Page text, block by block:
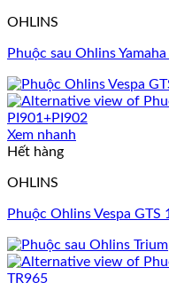
OHLINS
Phuộc sau Ohlins
Xem nhanh
Hết hàng
OHLINS
Phuộc Ohlins Vespa